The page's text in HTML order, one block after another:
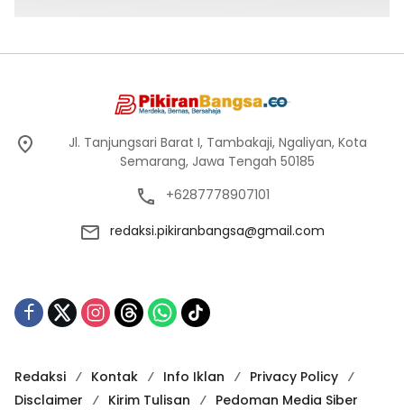
Jl. Tanjungsari Barat I, Tambakaji, Ngaliyan, Kota
Semarang, Jawa Tengah 50185
+6287778907101
redaksi.pikiranbangsa@gmail.com
Redaksi Kontak Info Iklan
Privacy Policy
Disclaimer
Kirim Tulisan Pedoman Media Siber